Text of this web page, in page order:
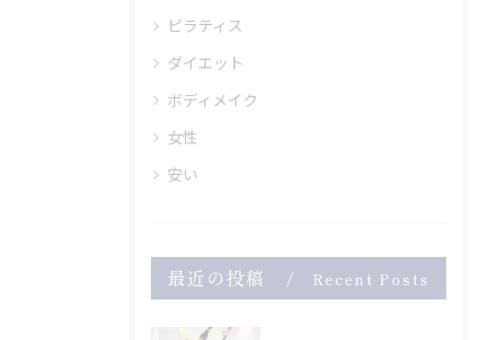
ピラティス
ダイエット
ボディメイク
女性
安い
最近の投稿 Recent Posts